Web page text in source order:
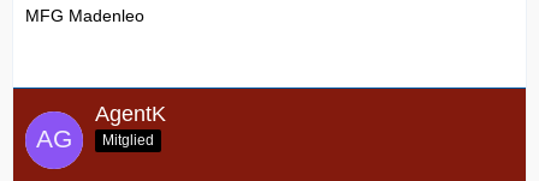
MFG Madenleo
AgentK
Mitglied